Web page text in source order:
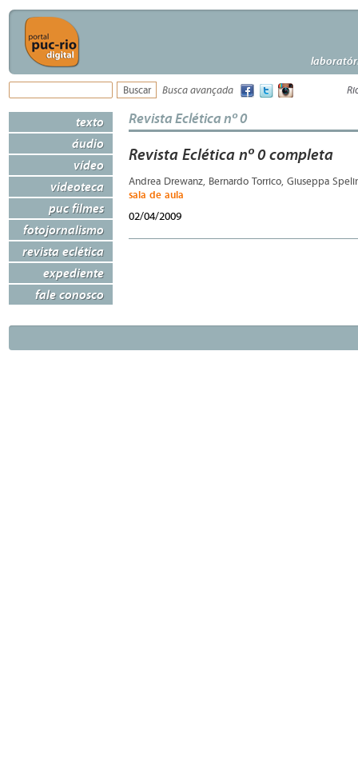
Busca avançada
texto
áudio
vídeo
videoteca
puc filmes
fotojornalismo
revista eclética
expediente
fale conosco
Revista Eclética nº 0
Revista Eclética nº 0 completa
Andrea Drewanz, Bernardo Torrico, Giuseppa
sala de aula
02/04/2009